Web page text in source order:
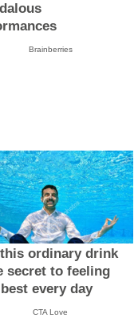
Brainberries
ordinary drink
secret to feeling
every day
CTA Love